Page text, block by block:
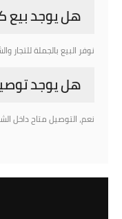
هل يوجد بيع
نوفر البيع بالجملة للتجار
هل يوجد
نعم، التوصيل متاح داخل